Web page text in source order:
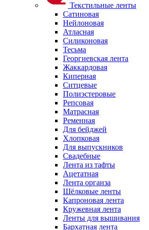
Текстильные ленты
Сатиновая
Нейлоновая
Атласная
Силиконовая
Тесьма
Георгиевская лента
Жаккардовая
Киперная
Ситцевые
Полиэстеровые
Репсовая
Матрасная
Ременная
Для бейджей
Хлопковая
Для выпускников
Свадебные
Лента из тафты
Ацетатная
Лента органза
Шёлковые ленты
Капроновая лента
Кружевная лента
Ленты для вышивания
Бархатная лента